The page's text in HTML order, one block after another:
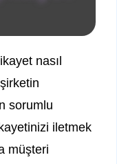
nasıl
sorumlu
iletmek
müşteri